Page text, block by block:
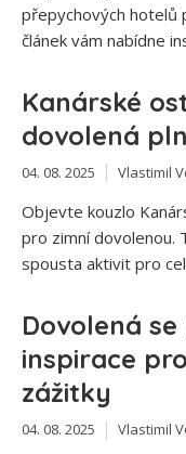
přepychových hotelů
článek vám nabídne
Kanárské
dovolená
04. 08. 2025 Vlastimil
Objevte kouzlo
pro zimní dovolenou.
spousta aktivit pro
Dovolená
inspirace
zážitky
04. 08. 2025 Vlastimil